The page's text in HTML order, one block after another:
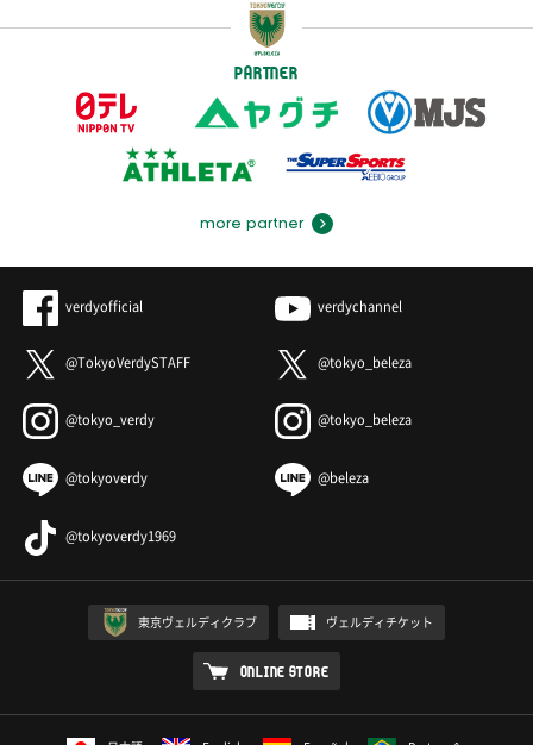
PARTNER
more partner
verdyofficial verdychannel
@TokyoVerdySTAFF @tokyo_beleza
@tokyo_verdy @tokyo_beleza
@tokyoverdy @beleza
@tokyoverdy1969
東京ヴェルディクラブ ヴェルディチケット
ONLINE STORE